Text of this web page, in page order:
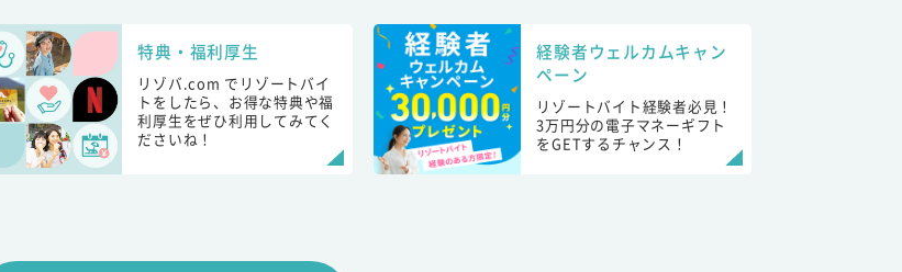
特典・福利厚生
リゾバ.com でリゾートバイ
トをしたら、お得な特典や福
利厚生をぜひ利用してみてく
ださいね！
経験者ウェルカムキャン
ペーン
リゾートバイト経験者必見！
3万円分の電子マネーギフト
をGETするチャンス！